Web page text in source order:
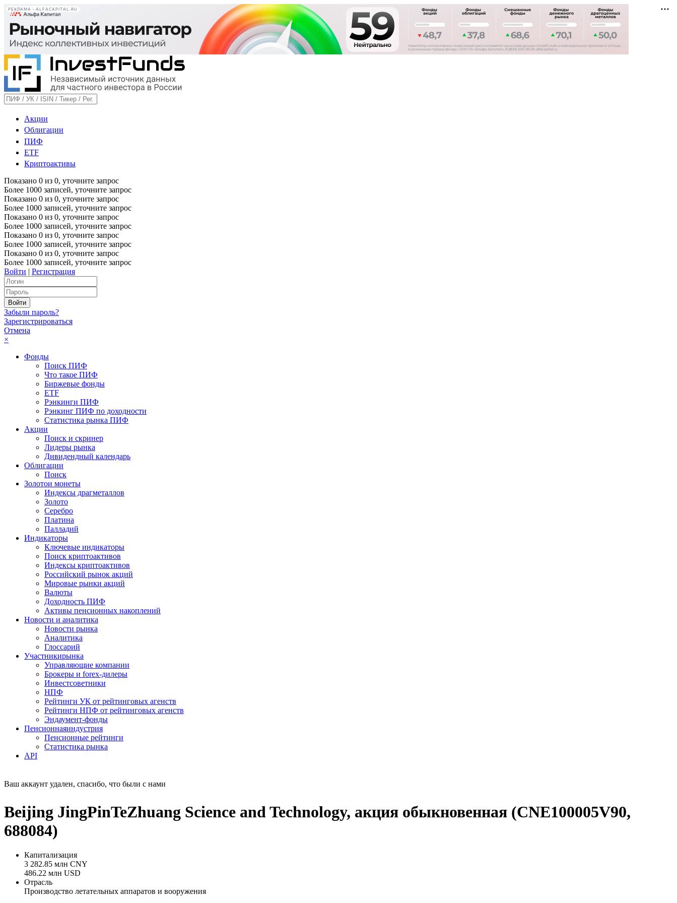
РЕКЛАМА • ALFACAPITAL.RU
Акции
Облигации
ПИФ
ETF
Криптоактивы
Показано 0 из 0, уточните запрос
Более 1000 записей, уточните запрос
Показано 0 из 0, уточните запрос
Более 1000 записей, уточните запрос
Показано 0 из 0, уточните запрос
Более 1000 записей, уточните запрос
Показано 0 из 0, уточните запрос
Более 1000 записей, уточните запрос
Показано 0 из 0, уточните запрос
Более 1000 записей, уточните запрос
Войти | Регистрация
Забыли пароль?
Зарегистрироваться
Отмена
×
Фонды
Поиск ПИФ
Что такое ПИФ
Биржевые фонды
ETF
Рэнкинги ПИФ
Рэнкинг ПИФ по доходности
Статистика рынка ПИФ
Акции
Поиск и скринер
Лидеры рынка
Дивидендный календарь
Облигации
Поиск
Золотои монеты
Индексы драгметаллов
Золото
Серебро
Платина
Палладий
Индикаторы
Ключевые индикаторы
Поиск криптоактивов
Индексы криптоактивов
Российский рынок акций
Мировые рынки акций
Валюты
Доходность ПИФ
Активы пенсионных накоплений
Новости и аналитика
Новости рынка
Аналитика
Глоссарий
Участникирынка
Управляющие компании
Брокеры и forex-дилеры
Инвестсоветники
НПФ
Рейтинги УК от рейтинговых агенств
Рейтинги НПФ от рейтинговых агенств
Эндаумент-фонды
Пенсионнаяиндустрия
Пенсионные рейтинги
Статистика рынка
API
Ваш аккаунт удален, спасибо, что были с нами
Beijing JingPinTeZhuang Science and Technology, акция обыкновенная (CNE100005V90,
688084)
Капитализация
3 282.85 млн CNY
486.22 млн USD
Отрасль
Производство летательных аппаратов и вооружения